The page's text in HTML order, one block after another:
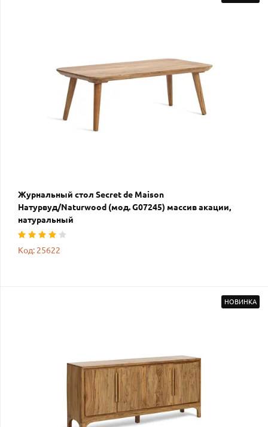
Журнальный стол Secret de Maison
Натурвуд/Naturwood (мод. G07245) массив акации,
натуральный
Код: 25622
НОВИНКА